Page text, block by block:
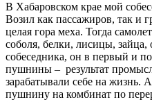
В Хабаровском крае мой
Возил как пассажиров, так и
целая гора меха. Тогда
соболя, белки, лисицы,
собеседника, он в первый и
пушнины – результат
зарабатывали себе на жизнь.
пушнину на комбинат по